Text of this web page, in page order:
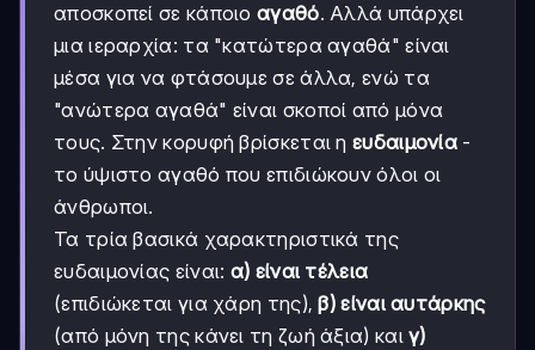
αποσκοπεί σε κάποιοαγαθό. Αλλά υπάρχει
μια ιεραρχία: τα "κατώτερα αγαθά" είναι
μέσα για να φτάσουμε σε άλλα, ενώ τα
"ανώτερα αγαθά" είναι σκοποί από μόνα
τους. Στην κορυφή βρίσκεται ηευδαιμονία -
το ύψιστο αγαθό που επιδιώκουν όλοι οι
άνθρωποι.
Τα τρία βασικά χαρακτηριστικά της
ευδαιμονίας είναι: α) είναι τέλεια
(επιδιώκεται για χάρη της),β) είναι αυτάρκης
(από μόνη της κάνει τη ζωή άξια) καιγ)